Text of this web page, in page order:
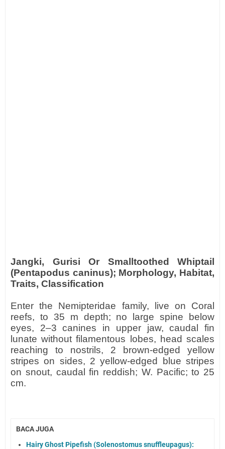
Jangki, Gurisi Or Smalltoothed Whiptail
(Pentapodus caninus); Morphology, Habitat,
Traits, Classification
Enter the Nemipteridae family, live on Coral
reefs, to 35 m depth; no large spine below
eyes, 2–3 canines in upper jaw, caudal fin
lunate without filamentous lobes, head scales
reaching to nostrils, 2 brown-edged yellow
stripes on sides, 2 yellow-edged blue stripes
on snout, caudal fin reddish; W. Pacific; to 25
cm.
BACA JUGA
Hairy Ghost Pipefish (Solenostomus snuffleupagus):